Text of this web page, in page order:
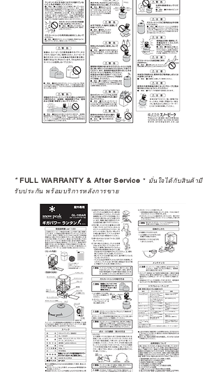
ยาว
อ่านต่อเรื่องการรับประกันสินค้าได้
ตรงนี้
https://www.campstudio.co.th/
warranty
*FULL WARRANTY & After Service * มั่นใจได้กับสินค้ามี
รับประกัน พร้อมบริการหลังการขาย